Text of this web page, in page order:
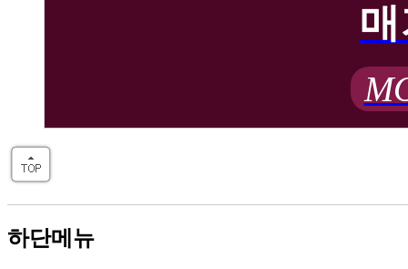
하단메뉴